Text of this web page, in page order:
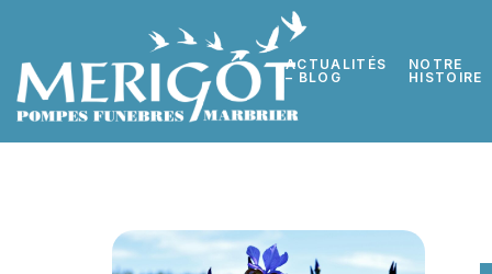
ACTUALITÉS
– BLOG
NOTRE
HISTOIRE